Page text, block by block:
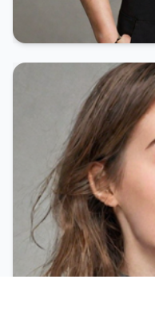
[Objekt Objekt]